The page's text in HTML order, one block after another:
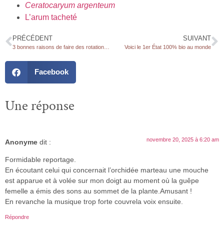
Ceratocaryum argenteum
L’arum tacheté
PRÉCÉDENT SUIVANT
Voici le 1er État 100% bio au monde
Facebook
Une réponse
Anonyme dit : novembre 20, 2025 à 6:20 am
Formidable reportage.
En écoutant celui qui concernait l’orchidée marteau une mouche
est apparue et à volée sur mon doigt au moment où la guêpe
femelle a émis des sons au sommet de la plante.Amusant !
En revanche la musique trop forte couvrela voix ensuite.
Répondre